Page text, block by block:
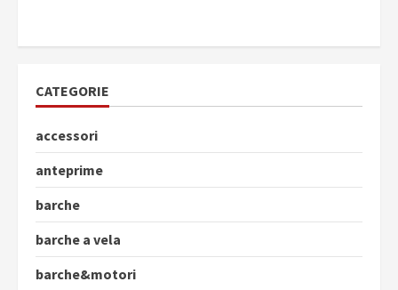
CATEGORIE
accessori
anteprime
barche
barche a vela
barche&motori